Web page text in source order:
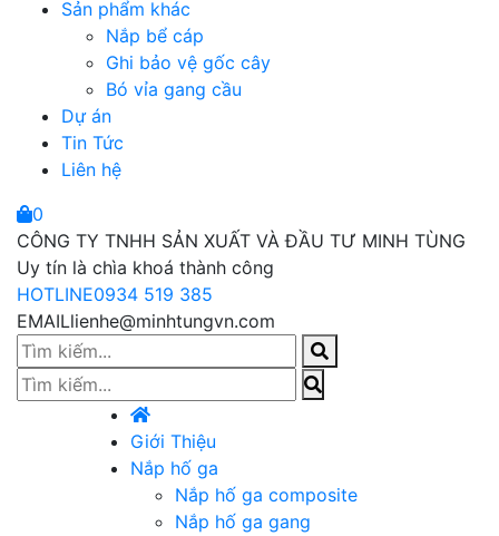
Sản phẩm khác
Nắp bể cáp
Ghi bảo vệ gốc cây
Bó vỉa gang cầu
Dự án
Tin Tức
Liên hệ
0
CÔNG TY TNHH SẢN XUẤT VÀ ĐẦU TƯ MINH TÙNG
Uy tín là chìa khoá thành công
HOTLINE0934 519 385
EMAILlienhe@minhtungvn.com
Giới Thiệu
Nắp hố ga
Nắp hố ga composite
Nắp hố ga gang